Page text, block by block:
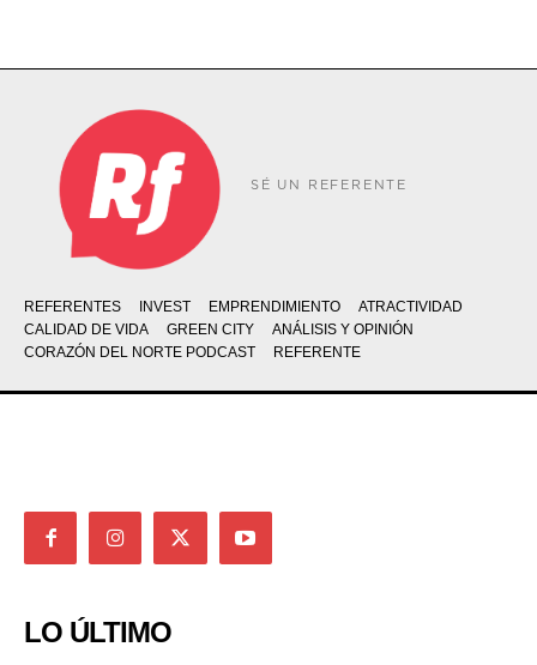
SÉ UN REFERENTE
REFERENTES INVEST EMPRENDIMIENTO
ATRACTIVIDAD
CALIDAD DE VIDA
GREEN CITY
ANÁLISIS Y OPINIÓN
CORAZÓN DEL NORTE PODCAST
REFERENTE
LO ÚLTIMO